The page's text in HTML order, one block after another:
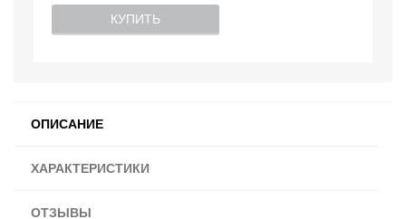
КУПИТЬ
ОПИСАНИЕ
ХАРАКТЕРИСТИКИ
ОТЗЫВЫ